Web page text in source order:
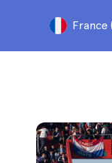
France